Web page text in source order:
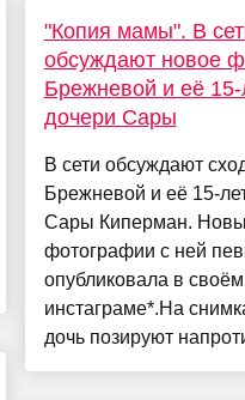
"Копия мамы". В
обсуждают новое
Брежневой и её 15-
дочери Сары
В сети обсуждают
Брежневой и её 15-
Сары Киперман.
фотографии с ней
опубликовала в своём
инстаграме*.На
дочь позируют